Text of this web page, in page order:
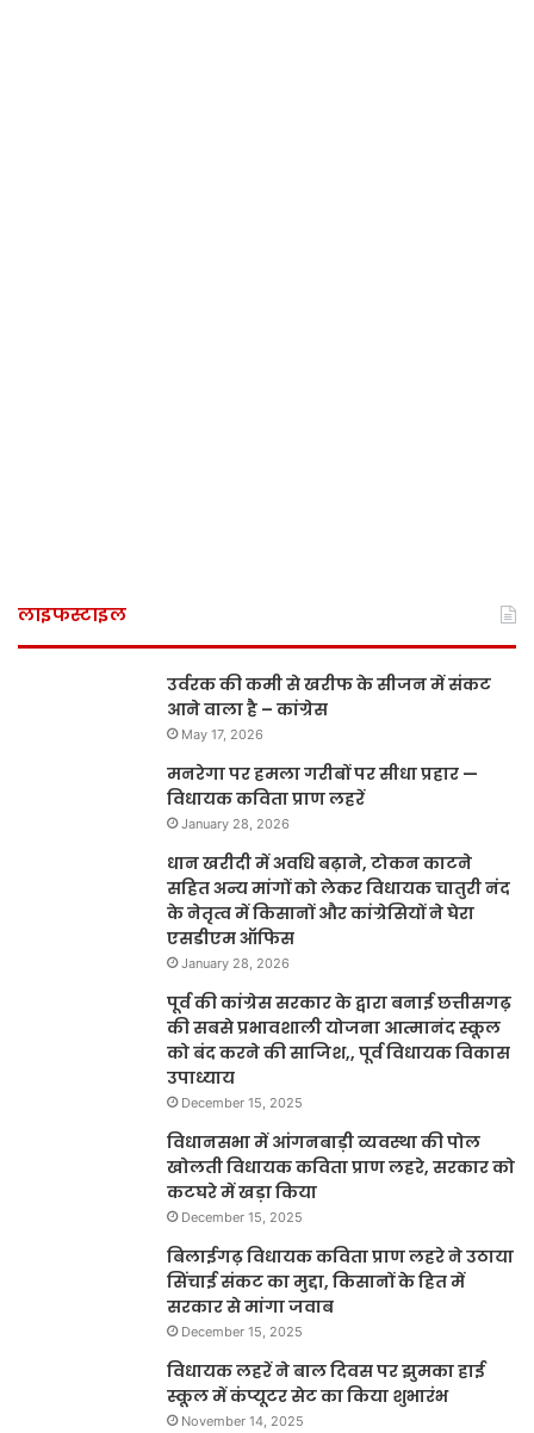
लाइफस्टाइल
उर्वरक की कमी से खरीफ के सीजन में संकट
आने वाला है – कांग्रेस
May 17, 2026
मनरेगा पर हमला गरीबों पर सीधा प्रहार —
विधायक कविता प्राण लहरें
January 28, 2026
धान खरीदी में अवधि बढ़ाने, टोकन काटने
सहित अन्य मांगों को लेकर विधायक चातुरी नंद
के नेतृत्व में किसानों और कांग्रेसियों ने घेरा
एसडीएम ऑफिस
January 28, 2026
पूर्व की कांग्रेस सरकार के द्वारा बनाई छत्तीसगढ़
की सबसे प्रभावशाली योजना आत्मानंद स्कूल
को बंद करने की साजिश,, पूर्व विधायक विकास
उपाध्याय
December 15, 2025
विधानसभा में आंगनबाड़ी व्यवस्था की पोल
खोलती विधायक कविता प्राण लहरे, सरकार को
कटघरे में खड़ा किया
December 15, 2025
बिलाईगढ़ विधायक कविता प्राण लहरे ने उठाया
सिंचाई संकट का मुद्दा, किसानों के हित में
सरकार से मांगा जवाब
December 15, 2025
विधायक लहरें ने बाल दिवस पर झुमका हाई
स्कूल में कंप्यूटर सेट का किया शुभारंभ
November 14, 2025